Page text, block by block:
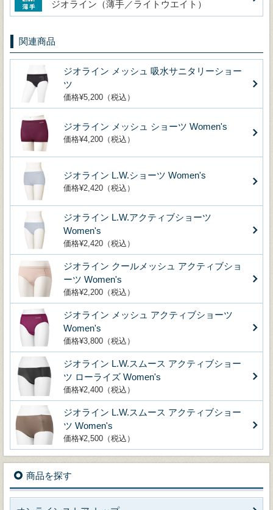
ジオライン（薄手／ライトウエイト）
関連商品
ジオライン メッシュ 吸水サニタリーショー
ツ
価格¥5,200（税込）
ジオライン メッシュ ショーツ Women's
価格¥4,200（税込）
ジオライン L.W.ショーツ Women's
価格¥2,420（税込）
ジオライン L.W.アクティブショーツ
Women's
価格¥2,420（税込）
ジオライン クールメッシュ アクティブショ
ーツ Women's
価格¥2,200（税込）
ジオライン メッシュ アクティブショーツ
Women's
価格¥3,800（税込）
ジオライン L.W.スムース アクティブショー
ツ ローライズ Women's
価格¥2,400（税込）
ジオライン L.W.スムース アクティブショー
ツ Women's
価格¥2,500（税込）
商品を探す